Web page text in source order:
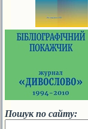
Пошук по сайту: